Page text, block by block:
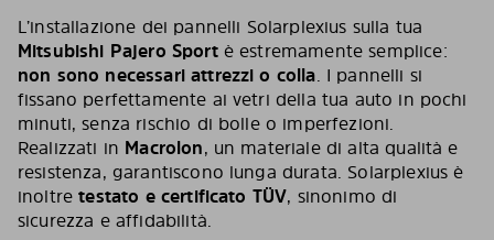
L’installazione dei pannelli Solarplexius sulla tua
Mitsubishi Pajero Sportè estremamente semplice:
non sono necessari attrezzi o colla. I pannelli si
fissano perfettamente ai vetri della tua auto in pochi
minuti, senza rischio di bolle o imperfezioni.
Realizzati in Macrolon, un materiale di alta qualità e
resistenza, garantiscono lunga durata. Solarplexius è
inoltretestato e certificato TÜV, sinonimo di
sicurezza e affidabilità.